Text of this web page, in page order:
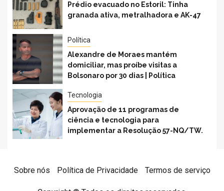
Prédio evacuado no Estoril: Tinha
granada ativa, metralhadora e AK-47
Política
Alexandre de Moraes mantém
domiciliar, mas proíbe visitas a
Bolsonaro por 30 dias | Política
Tecnologia
Aprovação de 11 programas de
ciência e tecnologia para
implementar a Resolução 57-NQ/TW.
Sobre nós Política de Privacidade Termos de serviço